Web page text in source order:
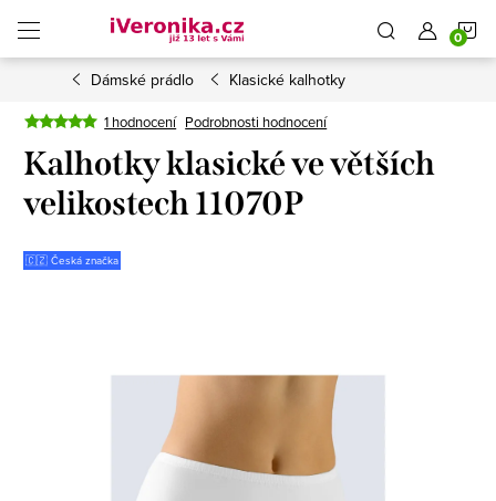
obsah
Dámské prádlo Klasické kalhotky
1 hodnocení Podrobnosti hodnocení
Kalhotky klasické ve větších
velikostech 11070P
🇨🇿 Česká značka